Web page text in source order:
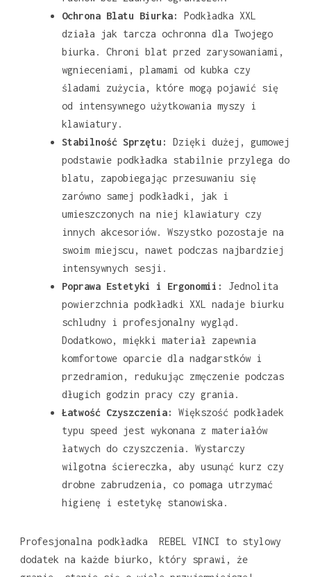
Ochrona Blatu Biurka:
Podkładka XXL
działa jak tarcza ochronna dla Twojego
biurka. Chroni blat przed zarysowaniami,
wgnieceniami, plamami od kubka czy
śladami zużycia, które mogą pojawić się
od intensywnego użytkowania myszy i
klawiatury.
Stabilność Sprzętu:
Dzięki dużej, gumowej
podstawie podkładka stabilnie przylega do
blatu, zapobiegając przesuwaniu się
zarówno samej podkładki, jak i
umieszczonych na niej klawiatury czy
innych akcesoriów. Wszystko pozostaje na
swoim miejscu, nawet podczas najbardziej
intensywnych sesji.
Poprawa Estetyki i Ergonomii:
Jednolita
powierzchnia podkładki XXL nadaje biurku
schludny i profesjonalny wygląd.
Dodatkowo, miękki materiał zapewnia
komfortowe oparcie dla nadgarstków i
przedramion, redukując zmęczenie podczas
długich godzin pracy czy grania.
Łatwość Czyszczenia:
Większość podkładek
typu speed jest wykonana z materiałów
łatwych do czyszczenia. Wystarczy
wilgotna ściereczka, aby usunąć kurz czy
drobne zabrudzenia, co pomaga utrzymać
higienę i estetykę stanowiska.
Profesjonalna podkładka REBEL VINCI to stylowy
dodatek na każde biurko, który sprawi, że